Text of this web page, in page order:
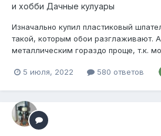
и хобби Дачные кулуары
Изначально купил пластиковый
такой, которым обои разглаживают.
металлическим гораздо проще, т.к.
5 июля, 2022 580 ответов